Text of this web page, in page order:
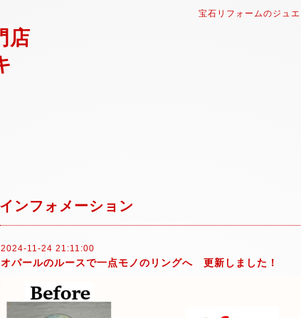
宝石リフォームのジュ
店
インフォメーション
2024-11-24 21:11:00
オパールのルースで一点モノのリングへ 更新しました！